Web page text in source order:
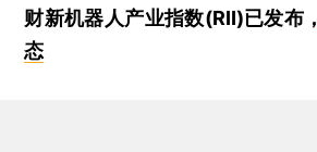
财新机器人产业指数(RII)已发布，
态